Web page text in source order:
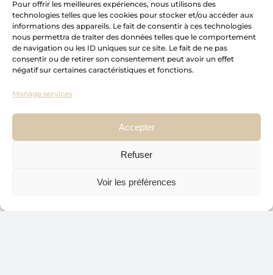
Pour offrir les meilleures expériences, nous utilisons des
technologies telles que les cookies pour stocker et/ou accéder aux
informations des appareils. Le fait de consentir à ces technologies
nous permettra de traiter des données telles que le comportement
de navigation ou les ID uniques sur ce site. Le fait de ne pas
consentir ou de retirer son consentement peut avoir un effet
négatif sur certaines caractéristiques et fonctions.
Manage services
Accepter
Refuser
Voir les préférences
USEFUL LINKS
Home
About
Blog
Portfolio
Custom-made cabinetry